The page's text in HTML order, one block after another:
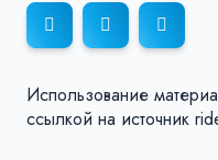
Использование
ссылкой на источник